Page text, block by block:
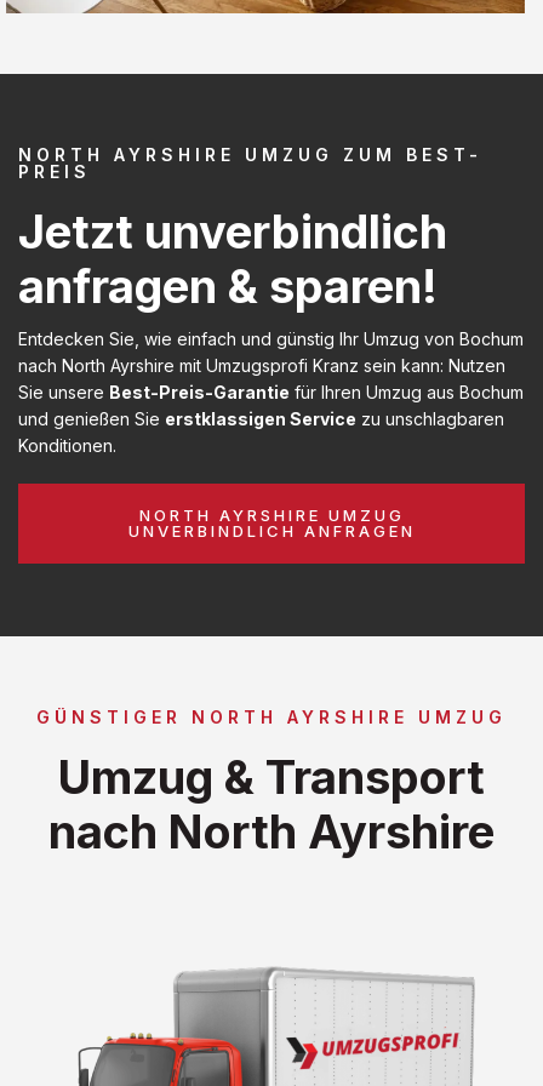
NORTH AYRSHIRE UMZUG ZUM BEST-
PREIS
Jetzt unverbindlich
anfragen & sparen!
Entdecken Sie, wie einfach und günstig Ihr Umzug von Bochum
nach North Ayrshire mit Umzugsprofi Kranz sein kann: Nutzen
Sie unsere Best-Preis-Garantie für Ihren Umzug aus Bochum
und genießen Sie erstklassigen Service zu unschlagbaren
Konditionen.
NORTH AYRSHIRE UMZUG
UNVERBINDLICH ANFRAGEN
GÜNSTIGER NORTH AYRSHIRE UMZUG
Umzug & Transport
nach North Ayrshire